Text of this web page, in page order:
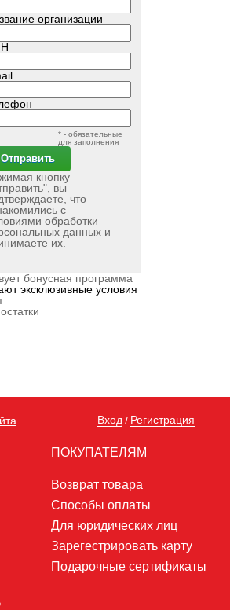
организации
* - обязательные
для заполнения
кнопку
вы
что
с
обработки
данныхи
их.
бонусная программа
эксклюзивные условия
Вход / Регистрация
ПОКУПАТЕЛЯМ
Возврат товара
Способы оплаты
Для юридических лиц
Зарегестрировать карту
Подарочные сертификаты